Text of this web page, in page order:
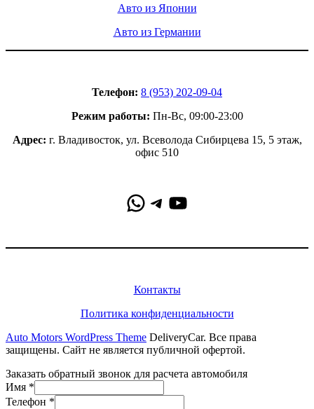
Авто из Японии
Авто из Германии
Телефон: 8 (953) 202-09-04
Режим работы: Пн-Вс, 09:00-23:00
Адрес: г. Владивосток, ул. Всеволода Сибирцева 15, 5 этаж,
офис 510
WhatsApp
Telegram
YouTube
Контакты
Политика конфиденциальности
Auto Motors WordPress Theme DeliveryCar. Все права
защищены. Сайт не является публичной офертой.
Заказать обратный звонок для расчета автомобиля
Имя *
Телефон *